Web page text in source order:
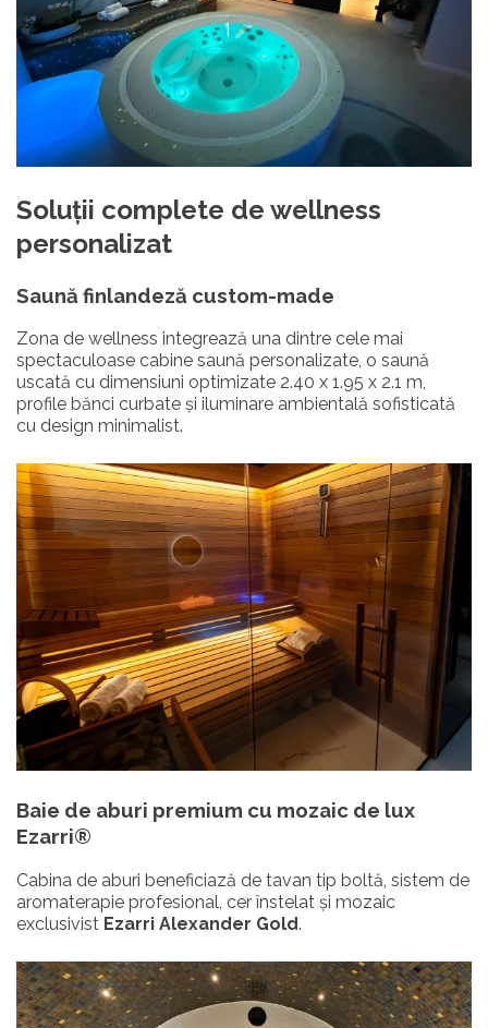
Soluții complete de wellness
personalizat
Saună finlandeză custom-made
Zona de wellness integrează una dintre cele mai
spectaculoase cabine saună personalizate, o saună
uscată cu dimensiuni optimizate 2.40 x 1.95 x 2.1 m,
profile bănci curbate și iluminare ambientală sofisticată
cu design minimalist.
Baie de aburi premium cu mozaic de lux
Ezarri®
Cabina de aburi beneficiază de tavan tip boltă, sistem de
aromaterapie profesional, cer înstelat și mozaic
exclusivist Ezarri Alexander Gold.